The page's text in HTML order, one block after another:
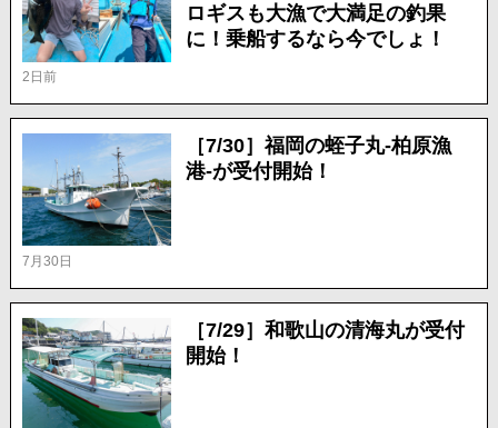
2日前
ロギスも大漁で大満足の釣果
に！乗船するなら今でしょ！
7月30日
［7/30］福岡の蛭子丸-柏原漁
港-が受付開始！
［7/29］和歌山の清海丸が受付
開始！